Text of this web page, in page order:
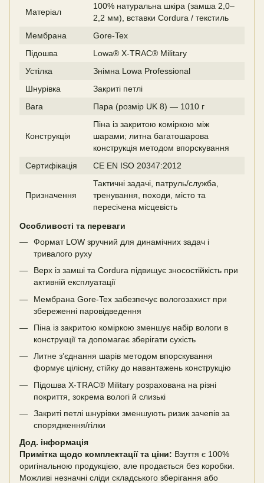
Матеріал
100% натуральна шкіра (замша 2,0–
2,2 мм), вставки Cordura / текстиль
Мембрана
Gore-Tex
Підошва
Lowa® X-TRAC® Military
Устілка
Знімна Lowa Professional
Шнурівка
Закриті петлі
Вага
Пара (розмір UK 8) — 1010 г
Конструкція
Піна із закритою коміркою між
шарами; литна багатошарова
конструкція методом впорскування
Сертифікація
CE EN ISO 20347:2012
Призначення
Тактичні задачі, патруль/служба,
тренування, походи, місто та
пересічена місцевість
Особливості та переваги
Формат LOW зручний для динамічних задач і
тривалого руху
Верх із замші та Cordura підвищує зносостійкість при
активній експлуатації
Мембрана Gore-Tex забезпечує вологозахист при
збереженні паровідведення
Піна із закритою коміркою зменшує набір вологи в
конструкції та допомагає зберігати сухість
Литне з’єднання шарів методом впорскування
формує цілісну, стійку до навантажень конструкцію
Підошва X-TRAC® Military розрахована на різні
покриття, зокрема вологі й слизькі
Закриті петлі шнурівки зменшують ризик зачепів за
спорядження/гілки
Дод. інформація
Примітка щодо комплектації та ціни: Взуття є 100%
оригінальною продукцією, але продається без коробки.
Можливі незначні сліди складського зберігання або